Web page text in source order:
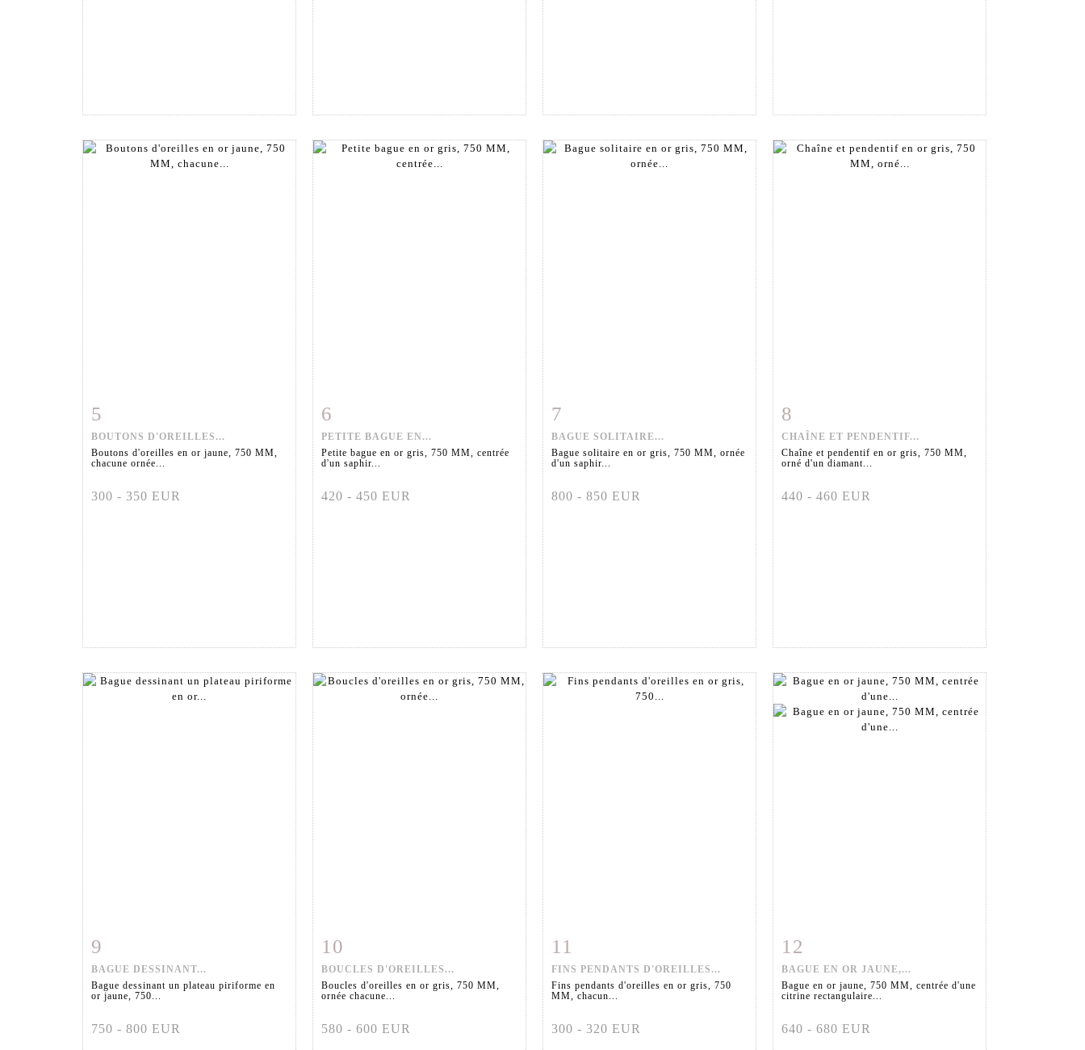
5
BOUTONS D'OREILLES...
Boutons d'oreilles en or jaune, 750 MM,
chacune ornée...
300 - 350 EUR
6
PETITE BAGUE EN...
Petite bague en or gris, 750 MM, centrée
d'un saphir...
420 - 450 EUR
7
BAGUE SOLITAIRE...
Bague solitaire en or gris, 750 MM, ornée
d'un saphir...
800 - 850 EUR
8
CHAÎNE ET PENDENTIF...
Chaîne et pendentif en or gris, 750 MM,
orné d'un diamant...
440 - 460 EUR
9
BAGUE DESSINANT...
Bague dessinant un plateau piriforme en
or jaune, 750...
750 - 800 EUR
Fiche détaillée
10
BOUCLES D'OREILLES...
Boucles d'oreilles en or gris, 750 MM,
ornée chacune...
580 - 600 EUR
Fiche détaillée
11
FINS PENDANTS D'OREILLES...
Fins pendants d'oreilles en or gris, 750
MM, chacun...
300 - 320 EUR
Fiche détaillée
12
BAGUE EN OR JAUNE,...
Bague en or jaune, 750 MM, centrée d'une
citrine rectangulaire...
640 - 680 EUR